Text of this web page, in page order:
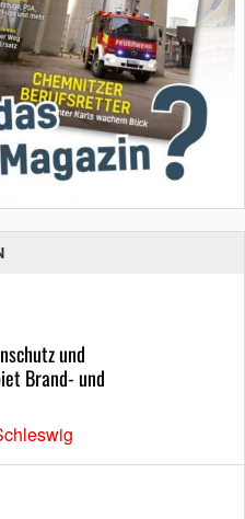
und
Brand- und